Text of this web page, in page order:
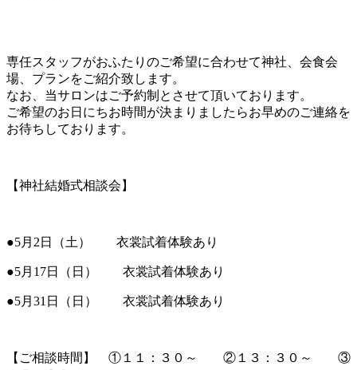
専任スタッフがおふたりのご希望に合わせて神社、会食会
場、プランをご紹介致します。
なお、当サロンはご予約制とさせて頂いております。
ご希望のお日にちお時間が決まりましたらお早めのご連絡を
お待ちしております。
【神社結婚式相談会】
●5月2日（土） 衣裳試着体験あり
●5月17日（日） 衣裳試着体験あり
●5月31日（日） 衣裳試着体験あり
【ご相談時間】 ①１１：３０～ ②１３：３０～ ③